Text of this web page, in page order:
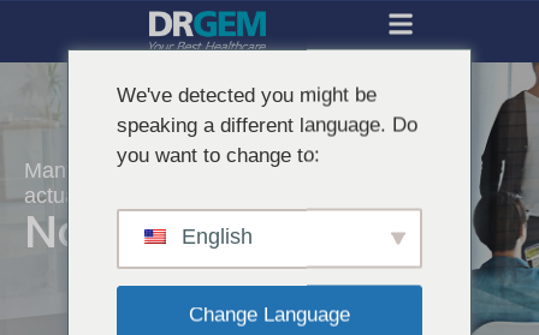
Mantente informado con las últimas
actualizaciones de DRGEM.
Noticias
We've detected you might be
speaking a different language. Do
you want to change to:
English
Change Language